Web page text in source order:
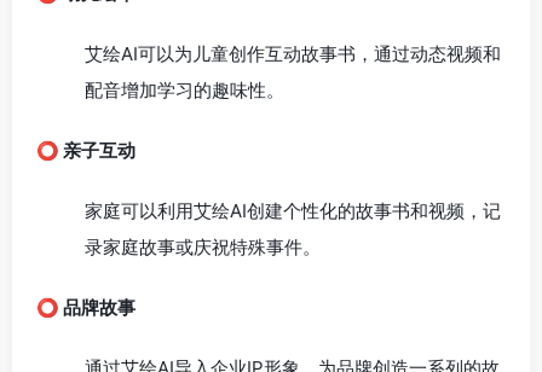
艾绘AI可以为儿童创作互动故事书，通过动态视频和
配音增加学习的趣味性。
⭕️ 亲子互动
家庭可以利用艾绘AI创建个性化的故事书和视频，记
录家庭故事或庆祝特殊事件。
⭕️ 品牌故事